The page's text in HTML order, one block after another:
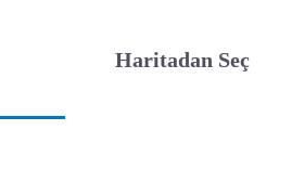
Haritadan Seç